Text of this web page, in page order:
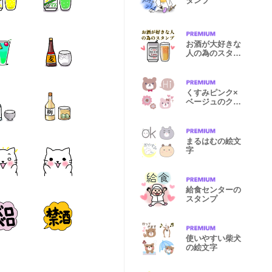
お酒が大好きな
人の為のスタン
くすみピンク×
ベージュのクマ
まるはむの絵文
字
給食センターの
スタンプ
使いやすい柴犬
の絵文字